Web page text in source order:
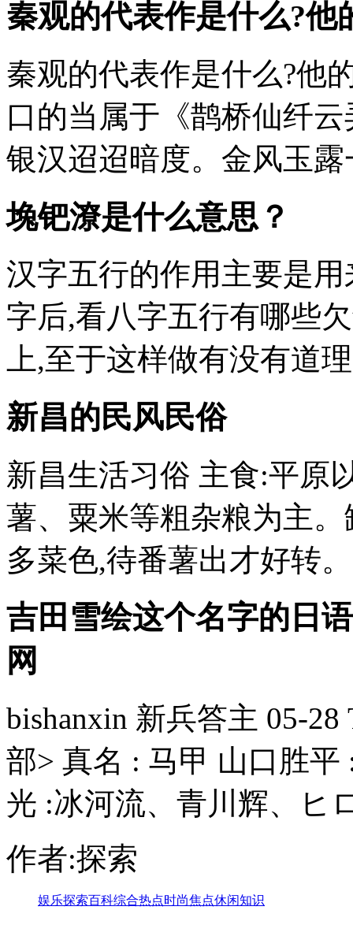
秦观的代表作是什么?他
秦观的代表作是什么?他
口的当属于《鹊桥仙纤
银汉迢迢暗度。金风玉
堍钯潦是什么意思？
汉字五行的作用主要是
字后,看八字五行有哪些
上,至于这样做有没有道
新昌的民风民俗
新昌生活习俗 主食:平原
薯、粟米等粗杂粮为主
多菜色,待番薯出才好转
吉田雪绘这个名字的日
网
bishanxin 新兵答主 05-
部> 真名 : 马甲 山口胜
光 :冰河流、青川辉、ヒ
作者:探索
娱乐探索百科综合热点时尚焦点休闲知识